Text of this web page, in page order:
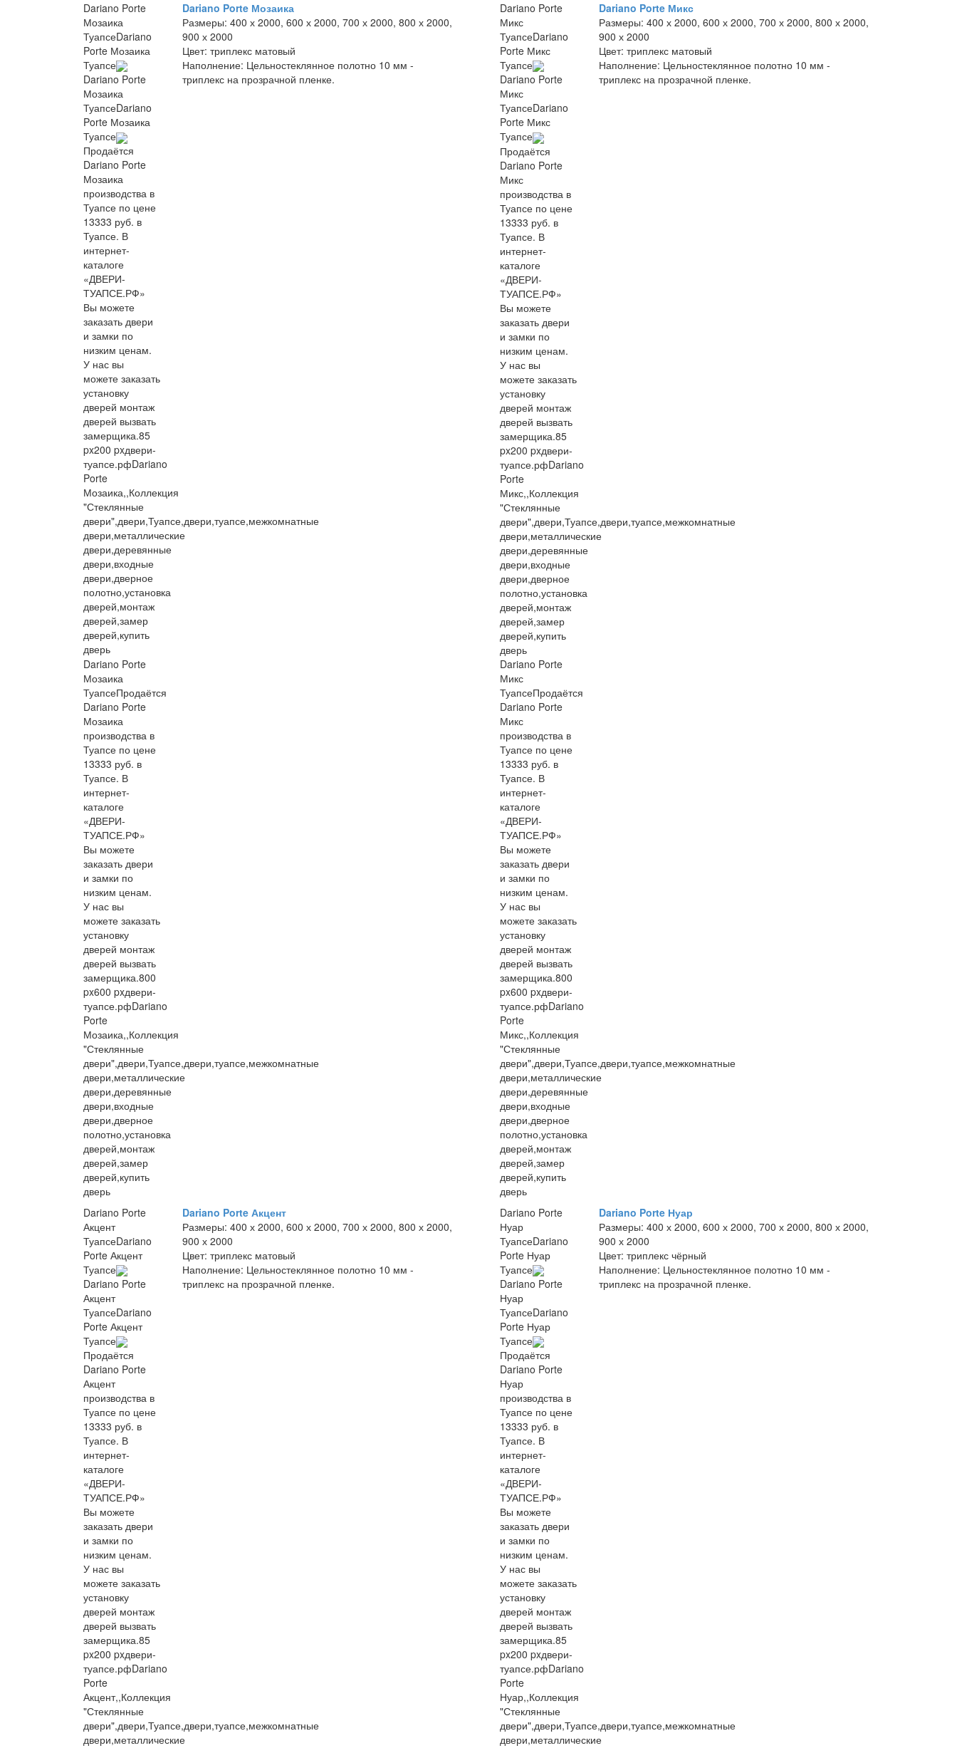
Dariano Porte
Мозаика
ТуапсеDariano
Porte Мозаика
Туапсе
Dariano Porte
Мозаика
ТуапсеDariano
Porte Мозаика
Туапсе
Продаётся
Dariano Porte
Мозаика
производства в
Туапсе по цене
13333 руб. в
Туапсе. В
интернет-
каталоге
«ДВЕРИ-
ТУАПСЕ.РФ»
Вы можете
заказать двери
и замки по
низким ценам.
У нас вы
можете заказать
установку
дверей монтаж
дверей вызвать
замерщика.85
px200 pxдвери-
туапсе.рфDariano
Porte
Мозаика,,Коллекция
"Стеклянные
двери",двери,Туапсе,двери,туапсе,межкомнатные
двери,металлические
двери,деревянные
двери,входные
двери,дверное
полотно,установка
дверей,монтаж
дверей,замер
дверей,купить
дверь
Dariano Porte
Мозаика
ТуапсеПродаётся
Dariano Porte
Мозаика
производства в
Туапсе по цене
13333 руб. в
Туапсе. В
интернет-
каталоге
«ДВЕРИ-
ТУАПСЕ.РФ»
Вы можете
заказать двери
и замки по
низким ценам.
У нас вы
можете заказать
установку
дверей монтаж
дверей вызвать
замерщика.800
px600 pxдвери-
туапсе.рфDariano
Porte
Мозаика,,Коллекция
"Стеклянные
двери",двери,Туапсе,двери,туапсе,межкомнатные
двери,металлические
двери,деревянные
двери,входные
двери,дверное
полотно,установка
дверей,монтаж
дверей,замер
дверей,купить
дверь
Dariano Porte Мозаика
Размеры: 400 х 2000, 600 х 2000, 700 х 2000, 800 х 2000,
900 х 2000
Цвет: триплекс матовый
Наполнение: Цельностеклянное полотно 10 мм -
триплекс на прозрачной пленке.
Dariano Porte
Микс
ТуапсеDariano
Porte Микс
Туапсе
Dariano Porte
Микс
ТуапсеDariano
Porte Микс
Туапсе
Продаётся
Dariano Porte
Микс
производства в
Туапсе по цене
13333 руб. в
Туапсе. В
интернет-
каталоге
«ДВЕРИ-
ТУАПСЕ.РФ»
Вы можете
заказать двери
и замки по
низким ценам.
У нас вы
можете заказать
установку
дверей монтаж
дверей вызвать
замерщика.85
px200 pxдвери-
туапсе.рфDariano
Porte
Микс,,Коллекция
"Стеклянные
двери",двери,Туапсе,двери,туапсе,межкомнатные
двери,металлические
двери,деревянные
двери,входные
двери,дверное
полотно,установка
дверей,монтаж
дверей,замер
дверей,купить
дверь
Dariano Porte
Микс
ТуапсеПродаётся
Dariano Porte
Микс
производства в
Туапсе по цене
13333 руб. в
Туапсе. В
интернет-
каталоге
«ДВЕРИ-
ТУАПСЕ.РФ»
Вы можете
заказать двери
и замки по
низким ценам.
У нас вы
можете заказать
установку
дверей монтаж
дверей вызвать
замерщика.800
px600 pxдвери-
туапсе.рфDariano
Porte
Микс,,Коллекция
"Стеклянные
двери",двери,Туапсе,двери,туапсе,межкомнатные
двери,металлические
двери,деревянные
двери,входные
двери,дверное
полотно,установка
дверей,монтаж
дверей,замер
дверей,купить
дверь
Dariano Porte Микс
Размеры: 400 х 2000, 600 х 2000, 700 х 2000, 800 х 2000,
900 х 2000
Цвет: триплекс матовый
Наполнение: Цельностеклянное полотно 10 мм -
триплекс на прозрачной пленке.
Dariano Porte
Акцент
ТуапсеDariano
Porte Акцент
Туапсе
Dariano Porte
Акцент
ТуапсеDariano
Porte Акцент
Туапсе
Продаётся
Dariano Porte
Акцент
производства в
Туапсе по цене
13333 руб. в
Туапсе. В
интернет-
каталоге
«ДВЕРИ-
ТУАПСЕ.РФ»
Вы можете
заказать двери
и замки по
низким ценам.
У нас вы
можете заказать
установку
дверей монтаж
дверей вызвать
замерщика.85
px200 pxдвери-
туапсе.рфDariano
Porte
Акцент,,Коллекция
"Стеклянные
двери",двери,Туапсе,двери,туапсе,межкомнатные
двери,металлические
Dariano Porte Акцент
Размеры: 400 х 2000, 600 х 2000, 700 х 2000, 800 х 2000,
900 х 2000
Цвет: триплекс матовый
Наполнение: Цельностеклянное полотно 10 мм -
триплекс на прозрачной пленке.
Dariano Porte
Нуар
ТуапсеDariano
Porte Нуар
Туапсе
Dariano Porte
Нуар
ТуапсеDariano
Porte Нуар
Туапсе
Продаётся
Dariano Porte
Нуар
производства в
Туапсе по цене
13333 руб. в
Туапсе. В
интернет-
каталоге
«ДВЕРИ-
ТУАПСЕ.РФ»
Вы можете
заказать двери
и замки по
низким ценам.
У нас вы
можете заказать
установку
дверей монтаж
дверей вызвать
замерщика.85
px200 pxдвери-
туапсе.рфDariano
Porte
Нуар,,Коллекция
"Стеклянные
двери",двери,Туапсе,двери,туапсе,межкомнатные
двери,металлические
Dariano Porte Нуар
Размеры: 400 х 2000, 600 х 2000, 700 х 2000, 800 х 2000,
900 х 2000
Цвет: триплекс чёрный
Наполнение: Цельностеклянное полотно 10 мм -
триплекс на прозрачной пленке.